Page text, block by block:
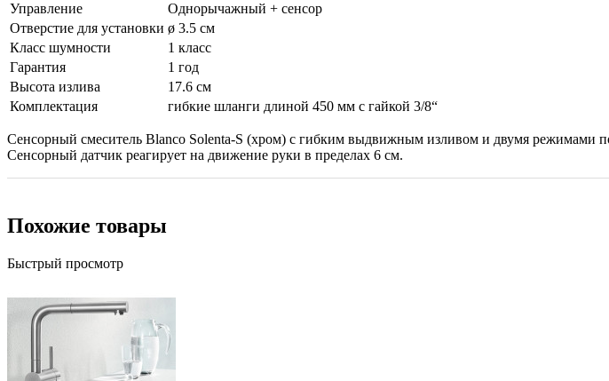
Управление
Однорычажный + сенсор
Отверстие для установки ø 3.5 см
Класс шумности
1 класс
Гарантия
1 год
Высота излива
17.6 см
Комплектация
гибкие шланги длиной 450 мм с гайкой 3/8“
Сенсорный смеситель Blanco Solenta-S (хром) с гибким выдвижным изливом и двумя режимами
Сенсорный датчик реагирует на движение руки в пределах 6 см.
Похожие товары
Быстрый просмотр